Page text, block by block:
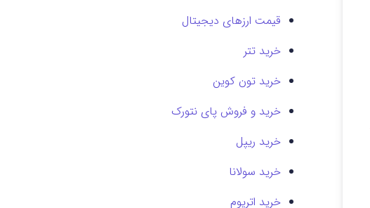
قیمت ارزهای دیجیتال
خرید تتر
خرید تون کوین
خرید و فروش پای نتورک
خرید ریپل
خرید سولانا
خرید اتریوم